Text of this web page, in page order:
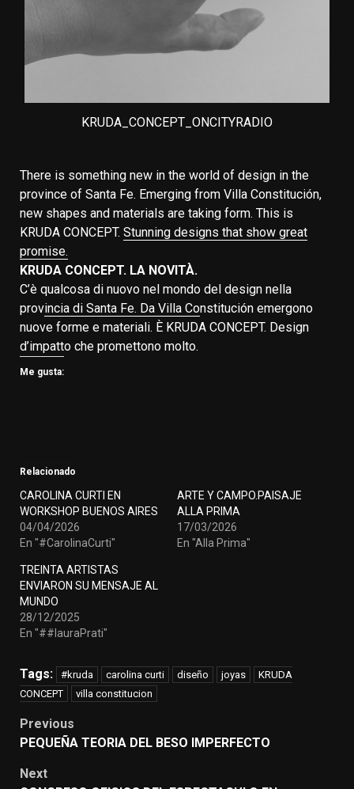
KRUDA_CONCEPT_ONCITYRADIO
There is something new in the world of design in the
province of Santa Fe. Emerging from Villa Constitución,
new shapes and materials are taking form. This is
KRUDA CONCEPT. Stunning designs that show great
promise.
KRUDA CONCEPT. LA NOVITÀ.
C’è qualcosa di nuovo nel mondo del design nella
provincia di Santa Fe. Da Villa Constitución emergono
nuove forme e materiali. È KRUDA CONCEPT. Design
d’impatto che promettono molto.
Me gusta:
Relacionado
CAROLINA CURTI EN
WORKSHOP BUENOS AIRES
04/04/2026
En "#CarolinaCurti"
ARTE Y CAMPO.PAISAJE
ALLA PRIMA
17/03/2026
En "Alla Prima"
TREINTA ARTISTAS
ENVIARON SU MENSAJE AL
MUNDO
28/12/2025
En "##lauraPrati"
Tags: #kruda carolina curti diseño joyas
KRUDA
CONCEPT
villa constitucion
Post
navigation
Previous
PEQUEÑA TEORIA DEL BESO IMPERFECTO
Next